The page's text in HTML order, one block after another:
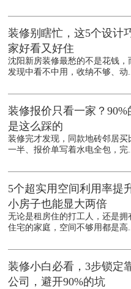
装修别瞎忙，这5个设计
家好看又好住
沈阳新房装修最愁的不是花钱，
发现中看不中用，收纳不够、动
装修报价只看一家？90%
是这么踩的
装修完才发现，同款地砖邻居买
一半、报价单写着水电全包，完
5个超实用空间利用率提
小房子也能显大两倍
无论是租房住的打工人，还是拥
住宅的家庭，空间不够用都是高
装修小白必看，3步锁定
公司，避开90%的坑